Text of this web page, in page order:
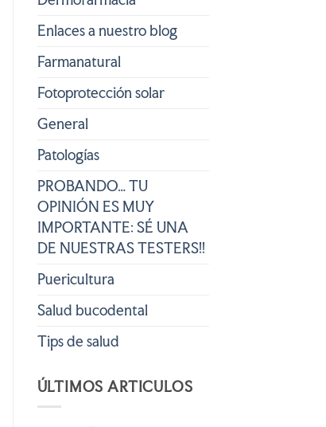
Enlaces a nuestro blog
Farmanatural
Fotoprotección solar
General
Patologías
PROBANDO… TU
OPINIÓN ES MUY
IMPORTANTE: SÉ UNA
DE NUESTRAS TESTERS!!
Puericultura
Salud bucodental
Tips de salud
ÚLTIMOS ARTICULOS